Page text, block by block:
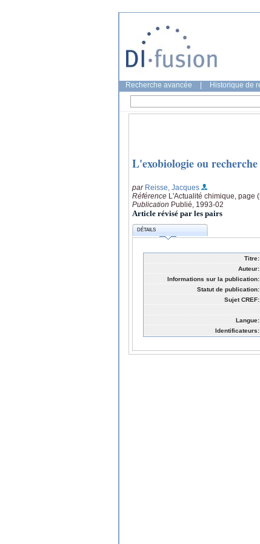
Recherche avancée Historique de
L'exobiologie ou
par Reisse, Jacques
Référence L'Actualité chimique, page
Publication Publié, 1993-02
Article révisé par les pairs
DÉTAILS
Titre:
Auteur:
Informations sur la publication:
Statut de publication:
Sujet CREF:
Langue:
Identificateurs: